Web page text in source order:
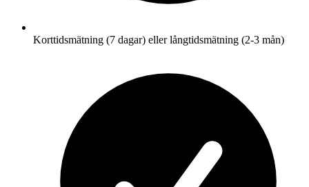
Korttidsmätning (7 dagar) eller långtidsmätning (2-3 mån)